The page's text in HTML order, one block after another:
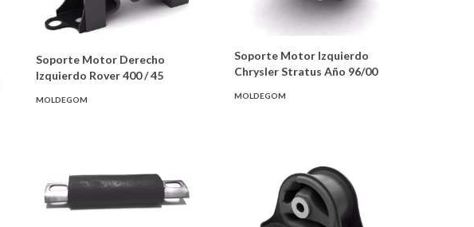
Soporte Motor Derecho
Izquierdo Rover 400 / 45
MOLDEGOM
Soporte Motor Izquierdo
Chrysler Stratus Año 96/00
MOLDEGOM